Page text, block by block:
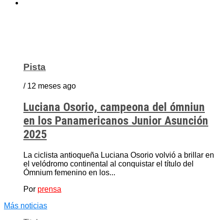
Pista
/ 12 meses ago
Luciana Osorio, campeona del ómniun
en los Panamericanos Junior Asunción
2025
La ciclista antioqueña Luciana Osorio volvió a brillar en
el velódromo continental al conquistar el título del
Ómnium femenino en los...
Por prensa
Más noticias